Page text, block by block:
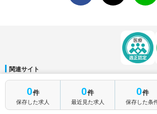
0件
保存した求人
0件
最近見た求人
0件
保存した条
関連サイト
マイナビDOCTOR│マイナビ看護師│マイナビ薬剤師│マイナ
運営会社
会社概要│ ご利用規約 個人情報保護方針 サイトマップ│お